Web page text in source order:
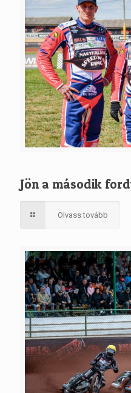
Jön a második
Olvass tovább